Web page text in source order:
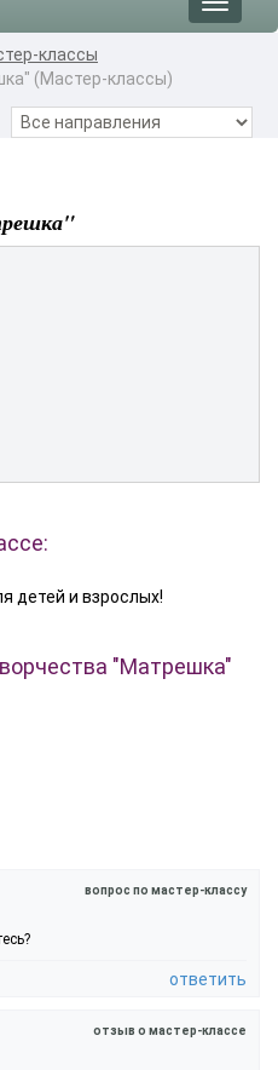
Toggle
классы
(Мастер-классы)
детей и взрослых!
"Матрешка"
вопрос по мастер-классу
ответить
отзыв о мастер-классе